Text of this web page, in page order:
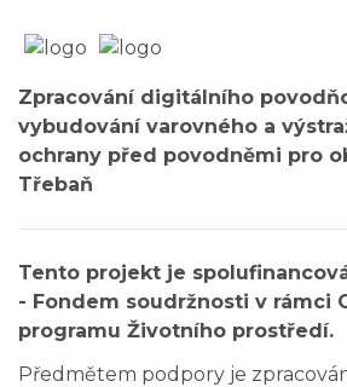
Zpracování digitálního
vybudování varovného a
ochrany před povodněmi pro
Třebaň
Tento projekt je
- Fondem soudržnosti v rámci
programu Životního prostředí.
Předmětem podpory je